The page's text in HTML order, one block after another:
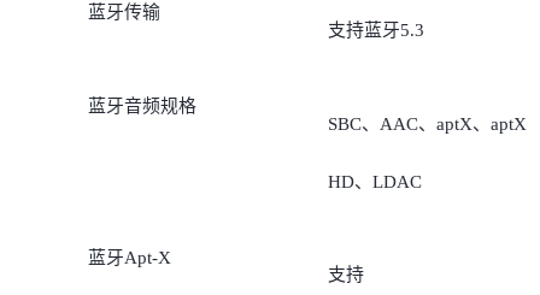
升级后开放，具体时间需
蓝牙传输
支持蓝牙5.3
蓝牙音频规格
SBC、AAC、aptX、aptX
HD、LDAC
蓝牙Apt-X
支持